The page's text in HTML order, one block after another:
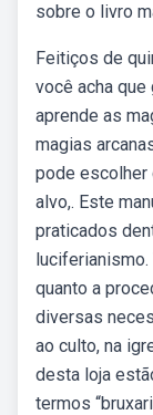
sobre o livro
Feitiços de
você acha
aprende as
magias
pode escolher
alvo,. Este
praticados
luciferianismo.
quanto a
diversas
ao culto, na
desta loja
termos